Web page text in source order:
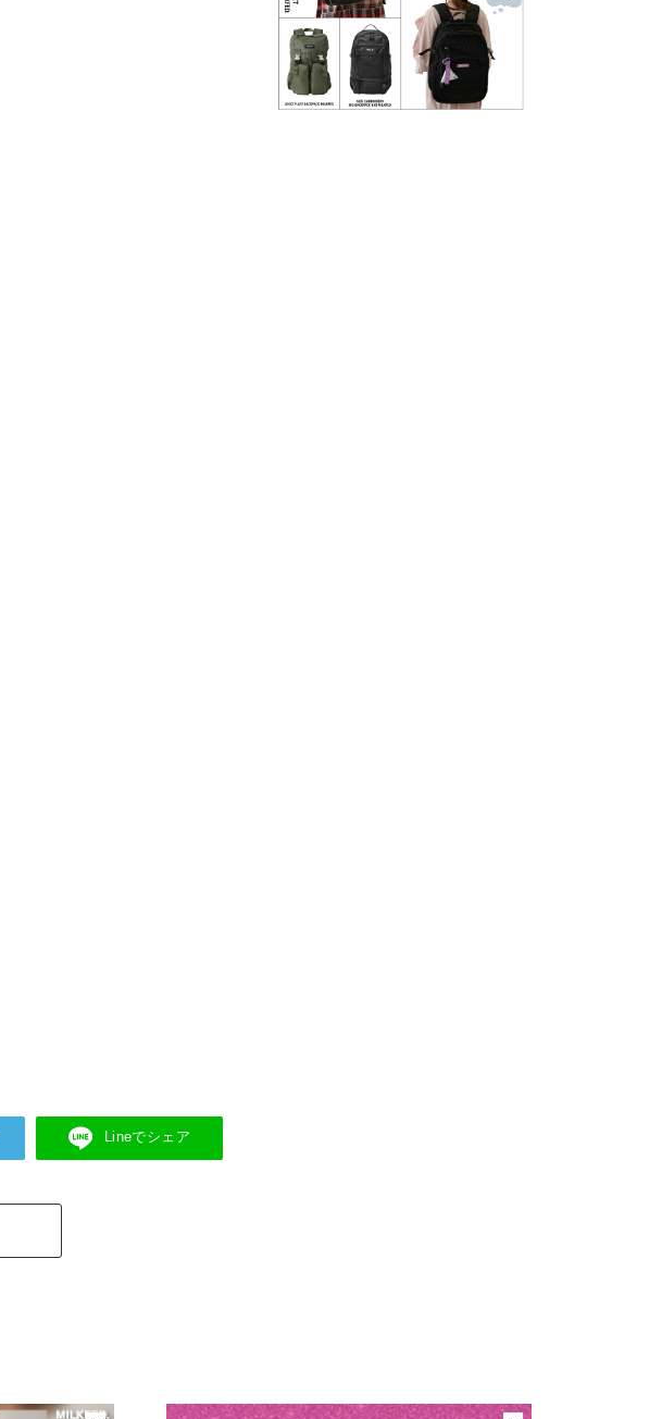
Lineでシェア